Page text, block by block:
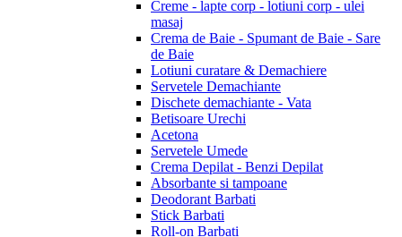
Creme - lapte corp - lotiuni corp - ulei
masaj
Crema de Baie - Spumant de Baie - Sare
de Baie
Lotiuni curatare & Demachiere
Servetele Demachiante
Dischete demachiante - Vata
Betisoare Urechi
Acetona
Servetele Umede
Crema Depilat - Benzi Depilat
Absorbante si tampoane
Deodorant Barbati
Stick Barbati
Roll-on Barbati